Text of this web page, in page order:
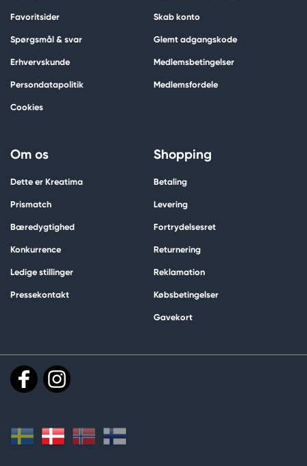
Favoritsider
Spørgsmål & svar
Erhvervskunde
Persondatapolitik
Cookies
Skab konto
Glemt adgangskode
Medlemsbetingelser
Medlemsfordele
Om os
Dette er Kreatima
Prismatch
Bæredygtighed
Konkurrence
Ledige stillinger
Pressekontakt
Shopping
Betaling
Levering
Fortrydelsesret
Returnering
Reklamation
Købsbetingelser
Gavekort